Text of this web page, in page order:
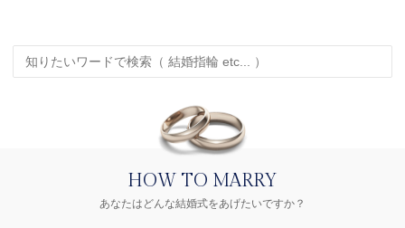
HOW TO MARRY
あなたはどんな結婚式をあげたいですか？